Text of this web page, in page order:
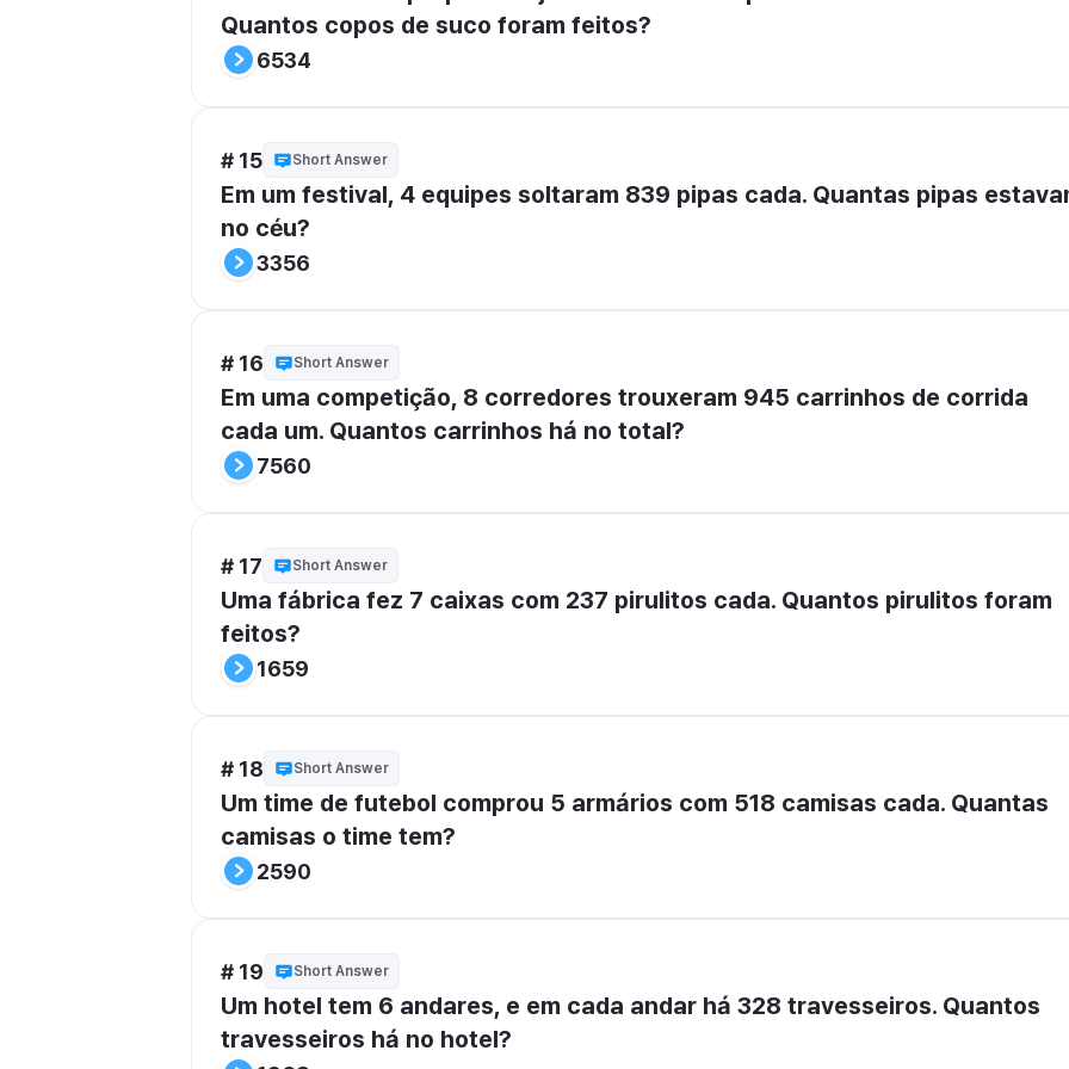
Quantos copos de suco foram feitos?
6534
# 15 Short Answer
Em um festival, 4 equipes soltaram 839 pipas cada. Quantas pipas
no céu?
3356
# 16 Short Answer
Em uma competição, 8 corredores trouxeram 945 carrinhos de corrida
cada um. Quantos carrinhos há no total?
7560
# 17 Short Answer
Uma fábrica fez 7 caixas com 237 pirulitos cada. Quantos pirulitos foram
feitos?
1659
# 18 Short Answer
Um time de futebol comprou 5 armários com 518 camisas cada. Quantas
camisas o time tem?
2590
# 19 Short Answer
Um hotel tem 6 andares, e em cada andar há 328 travesseiros. Quantos
travesseiros há no hotel?